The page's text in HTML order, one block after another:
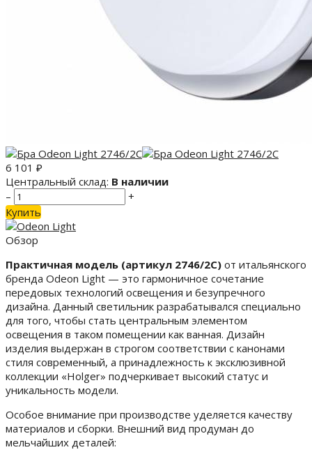
6 101 ₽
Центральный склад: В наличии
–
+
Купить
Обзор
Практичная модель (артикул 2746/2C) от итальянского
бренда Odeon Light — это гармоничное сочетание
передовых технологий освещения и безупречного
дизайна. Данный светильник разрабатывался специально
для того, чтобы стать центральным элементом
освещения в таком помещении как ванная. Дизайн
изделия выдержан в строгом соответствии с канонами
стиля современный, а принадлежность к эксклюзивной
коллекции «Holger» подчеркивает высокий статус и
уникальность модели.
Особое внимание при производстве уделяется качеству
материалов и сборки. Внешний вид продуман до
мельчайших деталей: